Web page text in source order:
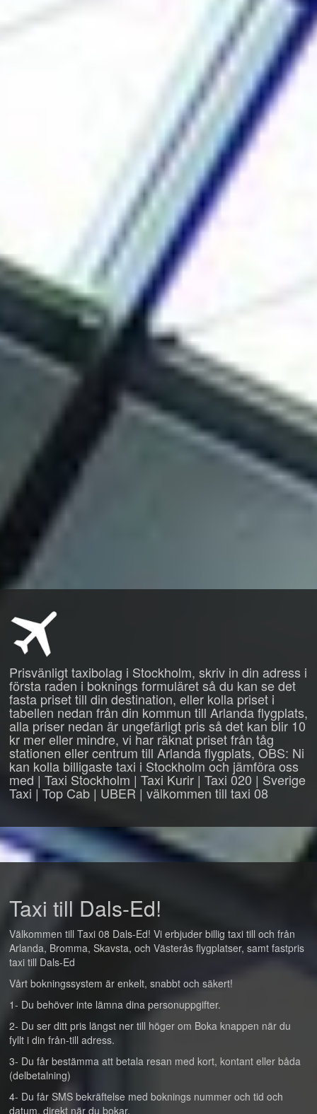
Prisvänligt taxibolag i Stockholm, skriv in din adress i
första raden i boknings formuläret så du kan se det
fasta priset till din destination, eller kolla priset i
tabellen nedan från din kommun till Arlanda flygplats,
alla priser nedan är ungefärligt pris så det kan blir 10
kr mer eller mindre, vi har räknat priset från tåg
stationen eller centrum till Arlanda flygplats, OBS: Ni
kan kolla billigaste taxi i Stockholm och jämföra oss
med | Taxi Stockholm | Taxi Kurir | Taxi 020 | Sverige
Taxi | Top Cab | UBER | välkommen till taxi 08
Taxi till Dals-Ed!
Välkommen till Taxi 08 Dals-Ed! Vi erbjuder billig taxi till och från
Arlanda, Bromma, Skavsta, och Västerås flygplatser, samt fastpris
taxi till Dals-Ed
Vårt bokningssystem är enkelt, snabbt och säkert!
1- Du behöver inte lämna dina personuppgifter.
2- Du ser ditt pris längst ner till höger om Boka knappen när du
fyllt i din från-till adress.
3- Du får bestämma att betala resan med kort, kontant eller båda
(delbetalning)
4- Du får SMS bekräftelse med boknings nummer och tid och
datum, direkt när du bokar.